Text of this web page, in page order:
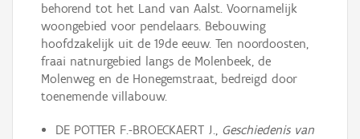
behorend tot het Land van Aalst. Voornamelijk
woongebied voor pendelaars. Bebouwing
hoofdzakelijk uit de 19de eeuw. Ten noordoosten,
fraai natnurgebied langs de Molenbeek, de
Molenweg en de Honegemstraat, bedreigd door
toenemende villabouw.
DE POTTER F.-BROECKAERT J.,Geschiedenis van